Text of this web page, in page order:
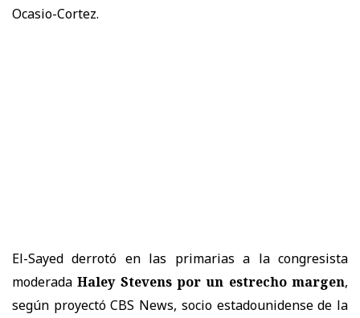
Ocasio-Cortez.
El-Sayed derrotó en las primarias a la congresista
moderada Haley Stevens por un estrecho margen,
según proyectó CBS News, socio estadounidense de la